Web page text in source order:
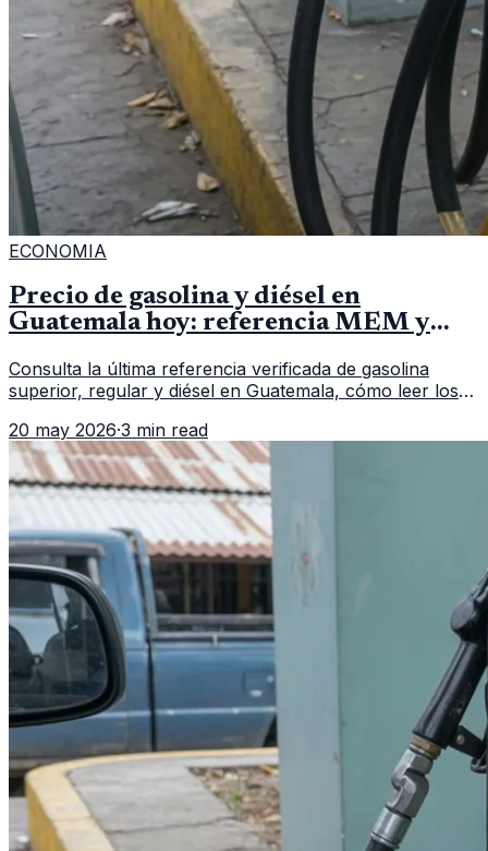
ECONOMIA
Precio de gasolina y diésel en
Guatemala hoy: referencia MEM y
Consulta la última referencia verificada de gasolina
superior, regular y diésel en Guatemala, cómo leer los
tanque.
20 may 2026·3 min read